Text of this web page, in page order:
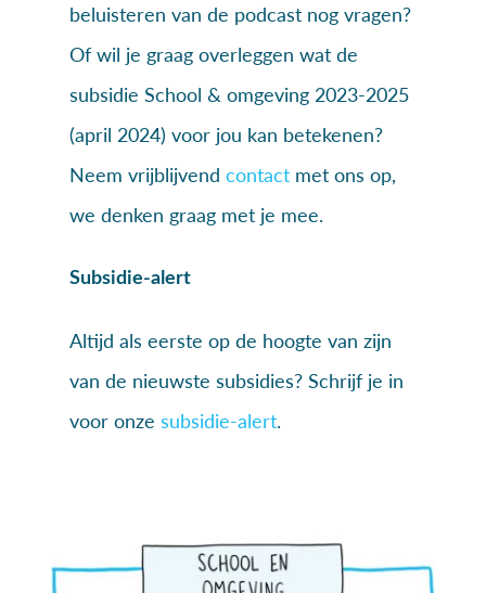
beluisteren van de podcast nog vragen?
Of wil je graag overleggen wat de
subsidie School & omgeving 2023-2025
(april 2024) voor jou kan betekenen?
Neem vrijblijvend contactmet ons op,
we denken graag met je mee.
Subsidie-alert
Altijd als eerste op de hoogte van zijn
van de nieuwste subsidies? Schrijf je in
voor onze subsidie-alert.